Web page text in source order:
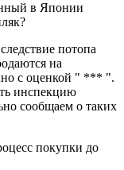
в Японии
потопа
на
с оценкой " *** ".
инспекцию
сообщаем о таких
покупки до